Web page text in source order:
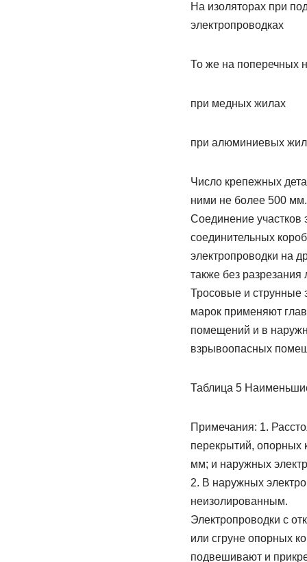
На изоляторах при
электропроводках
То же на поперечных
при медных жилах
при алюминиевых
Число крепежных
ними не более 500
Соединение
соединительных
электропроводки на
также без
Тросовые и струнные
марок применяют
помещений и в
взрывоопасных
Таблица 5
Примечания: 1.
перекрытий, опорных
мм; и наружных
2. В наружных
неизолированным.
Электропроводки с
или сгруне опорных
подвешивают и